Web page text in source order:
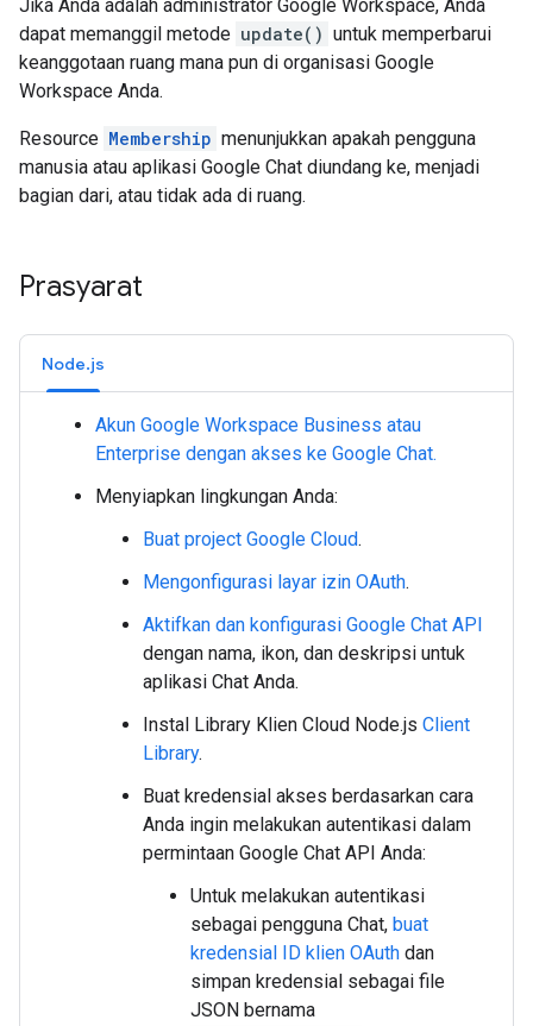
Jika Anda adalah administrator Google Workspace, Anda
dapat memanggil metode update() untuk memperbarui
keanggotaan ruang mana pun di organisasi Google
Workspace Anda.
Resource Membership menunjukkan apakah pengguna
manusia atau aplikasi Google Chat diundang ke, menjadi
bagian dari, atau tidak ada di ruang.
Prasyarat
Node.js
Akun Google Workspace Business atau
Enterprise dengan akses ke Google Chat.
Menyiapkan lingkungan Anda:
Buat project Google Cloud.
Mengonfigurasi layar izin OAuth.
Aktifkan dan konfigurasi Google Chat API
dengan nama, ikon, dan deskripsi untuk
aplikasi Chat Anda.
Instal Library Klien Cloud Node.js Client
Library.
Buat kredensial akses berdasarkan cara
Anda ingin melakukan autentikasi dalam
permintaan Google Chat API Anda:
Untuk melakukan autentikasi
sebagai pengguna Chat, buat
kredensial ID klien OAuth dan
simpan kredensial sebagai file
JSON bernama